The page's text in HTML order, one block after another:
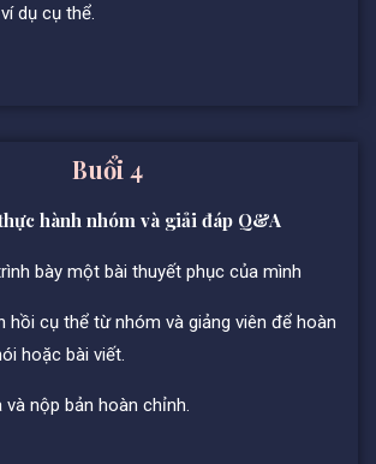
dụ cụ thể.
Buổi 4
hành nhóm và giải đáp Q&A
bày một bài thuyết phục của mình
hồi cụ thể từ nhóm và giảng viên để hoàn
hoặc bài viết.
và nộp bản hoàn chỉnh.